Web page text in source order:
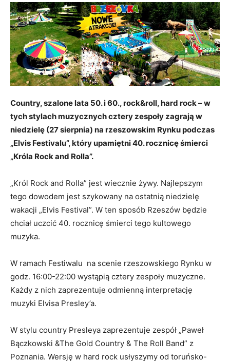
Country, szalone lata 50. i 60., rock&roll, hard rock – w
tych stylach muzycznych cztery zespoły zagrają w
niedzielę (27 sierpnia) na rzeszowskim Rynku podczas
„Elvis Festivalu”, który upamiętni 40. rocznicę śmierci
„Króla Rock and Rolla”.
„Król Rock and Rolla” jest wiecznie żywy. Najlepszym
tego dowodem jest szykowany na ostatnią niedzielę
wakacji „Elvis Festival”. W ten sposób Rzeszów będzie
chciał uczcić 40. rocznicę śmierci tego kultowego
muzyka.
W ramach Festiwalu na scenie rzeszowskiego Rynku w
godz. 16:00-22:00 wystąpią cztery zespoły muzyczne.
Każdy z nich zaprezentuje odmienną interpretację
muzyki Elvisa Presley’a.
W stylu country Presleya zaprezentuje zespół „Paweł
Bączkowski &The Gold Country & The Roll Band” z
Poznania. Wersję w hard rock usłyszymy od toruńsko-